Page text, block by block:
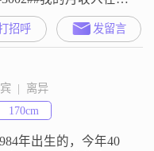
元之间，目前在宜宾工
的学历是大学本科
性格是稳重可靠的，
事业上的成功
个人特征是信任至
里最重要的是两个
##3002##业余时间
招呼 发留言
|  离异
170cm
年出生的，今年40